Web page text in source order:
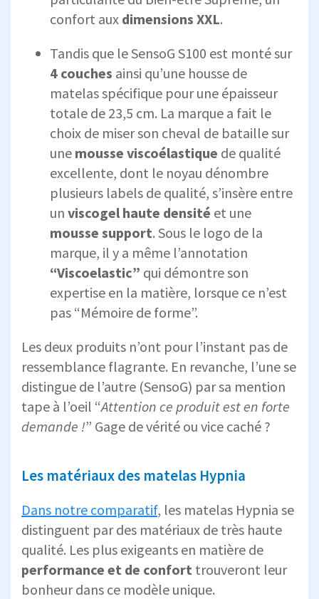
confort aux dimensions XXL.
Tandis que le SensoG S100 est monté sur
4 couches ainsi qu’une housse de
matelas spécifique pour une épaisseur
totale de 23,5 cm. La marque a fait le
choix de miser son cheval de bataille sur
une mousse viscoélastique de qualité
excellente, dont le noyau dénombre
plusieurs labels de qualité, s’insère entre
un viscogel haute densité et une
mousse support. Sous le logo de la
marque, il y a même l’annotation
“Viscoelastic” qui démontre son
expertise en la matière, lorsque ce n’est
pas “Mémoire de forme”.
Les deux produits n’ont pour l’instant pas de
ressemblance flagrante. En revanche, l’une se
distingue de l’autre (SensoG) par sa mention
tape à l’oeil “Attention ce produit est en forte
demande !” Gage de vérité ou vice caché ?
Les matériaux des matelas Hypnia
Dans notre comparatif, les matelas Hypnia se
distinguent par des matériaux de très haute
qualité. Les plus exigeants en matière de
performance et de confort trouveront leur
bonheur dans ce modèle unique.